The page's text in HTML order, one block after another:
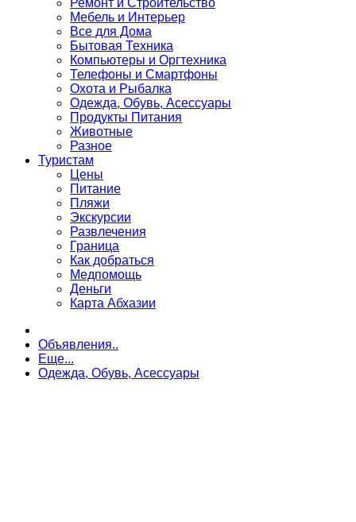
Ремонт и Строительство
Мебель и Интерьер
Все для Дома
Бытовая Техника
Компьютеры и Оргтехника
Телефоны и Смартфоны
Охота и Рыбалка
Одежда, Обувь, Асессуары
Продукты Питания
Животные
Разное
Туристам
Цены
Питание
Пляжи
Экскурсии
Развлечения
Граница
Как добраться
Медпомощь
Деньги
Карта Абхазии
Объявления..
Еще...
Одежда, Обувь, Асессуары